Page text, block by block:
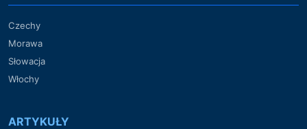
Czechy
Morawa
Słowacja
Włochy
ARTYKUŁY